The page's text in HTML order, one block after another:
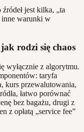
jest kilka, „ta
inne warunki w
rodzi się chaos
wyłącznie z algorytmu.
taryfa
kurs przewalutowania,
łatwo porównać
bez bagażu, drugi z
z opłatą „service fee”